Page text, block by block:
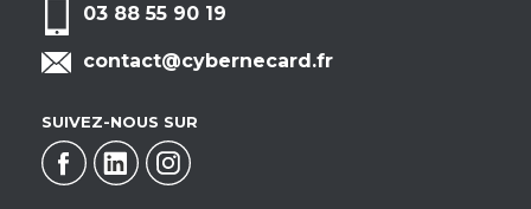
03 88 55 90 19
contact@cybernecard.fr
SUIVEZ-NOUS SUR